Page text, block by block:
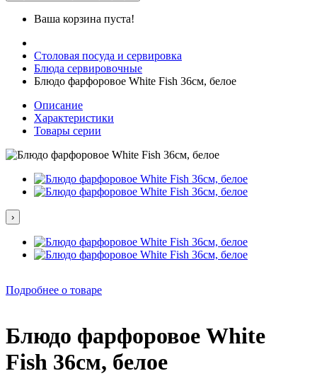
Ваша корзина пуста!
Столовая посуда и сервировка
Блюда сервировочные
Блюдо фарфоровое White Fish 36см, белое
Описание
Характеристики
Товары серии
›
Подробнее о товаре
Блюдо фарфоровое White
Fish 36см, белое